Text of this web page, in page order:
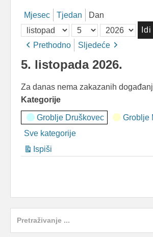
Mjesec Tjedan
Dan
Mjesec
Dan Godina
Prethodno Sljedeće
5. listopada 2026.
Za danas nema zakazanih
Kategorije
Groblje Druškovec
Groblje
Sve kategorije
Ispiši